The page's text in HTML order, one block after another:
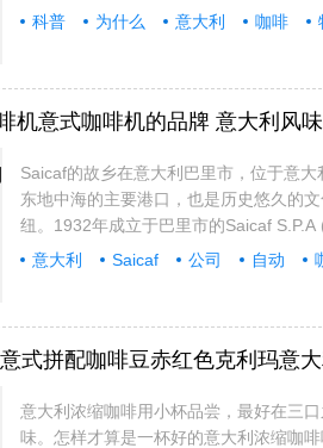
科普 为什么 意大利 咖啡
机意式咖啡机的品牌 意大利风味
Saicaf的故乡在意大利巴里市，位于意
东地中海的主要港口，也是历史悠久的
纽。1932年成立于巴里市的Saicaf
意大利 Saicaf 公司 自动
式拼配咖啡豆赤红色克利玛意
意大利浓缩咖啡用小杯品尝，最好在三
味。怎样才算是一杯好的意大利浓缩咖